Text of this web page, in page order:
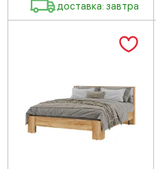
доставка: завтра